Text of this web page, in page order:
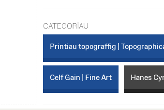
CATEGORÏAU
Printiau topograffig |
Celf Gain | Fine Art Hanes